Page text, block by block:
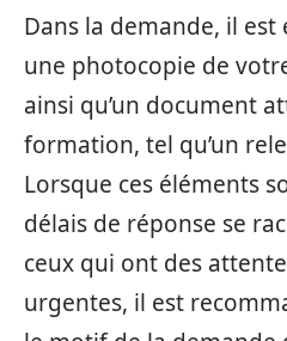
Dans la demande, il est
une photocopie de
ainsi qu’un document
formation, tel qu’un
Lorsque ces éléments
délais de réponse se
ceux qui ont des
urgentes, il est